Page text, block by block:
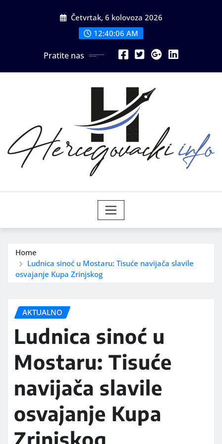
Četvrtak, 6 kolovoza 2026
12:40:08 AM
Pratite nas
Home
Ludnica sinoć u Mostaru: Tisuće navijača slavile
osvajanje Kupa Zrinjskog
AKTUALNO
Ludnica sinoć u
Mostaru: Tisuće
navijača slavile
osvajanje Kupa